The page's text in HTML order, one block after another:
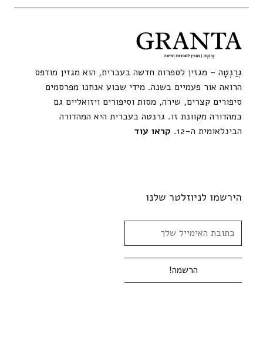
גְרַנְטָה – מגזין לספרות חדשה בעברית, הוא מגזין מודפס
הרואה אור פעמיים בשנה. מידי שבוע אנחנו מפרסמים
סיפורים קצרים, שירה, מסות וסיפורים ויזואליים גם
במהדורה מקוונת זו. גרנטה בעברית היא המהדורה
הבינלאומית ה-12.
קראו עוד
הירשמו לניוזלטר שלנו